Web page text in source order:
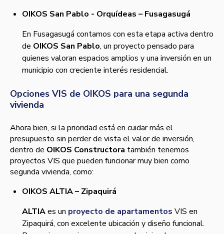
OIKOS San Pablo - Orquídeas – Fusagasugá
En Fusagasugá contamos con esta etapa activa dentro
de OIKOS San Pablo, un proyecto pensado para
quienes valoran espacios amplios y una inversión en un
municipio con creciente interés residencial.
Opciones VIS de OIKOS para una segunda
vivienda
Ahora bien, si la prioridad está en cuidar más el
presupuesto sin perder de vista el valor de inversión,
dentro de OIKOS Constructora también tenemos
proyectos VIS que pueden funcionar muy bien como
segunda vivienda, como:
OIKOS ALTIA – Zipaquirá
ALTIAes un proyecto de apartamentos VIS en
Zipaquirá, con excelente ubicación y diseño funcional.